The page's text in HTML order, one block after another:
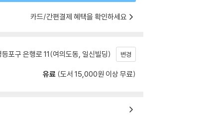
카드/간편결제 혜택을 확인하세요
포구 은행로 11(여의도동, 일신빌딩) 변경
유료 (도서 15,000원 이상 무료)